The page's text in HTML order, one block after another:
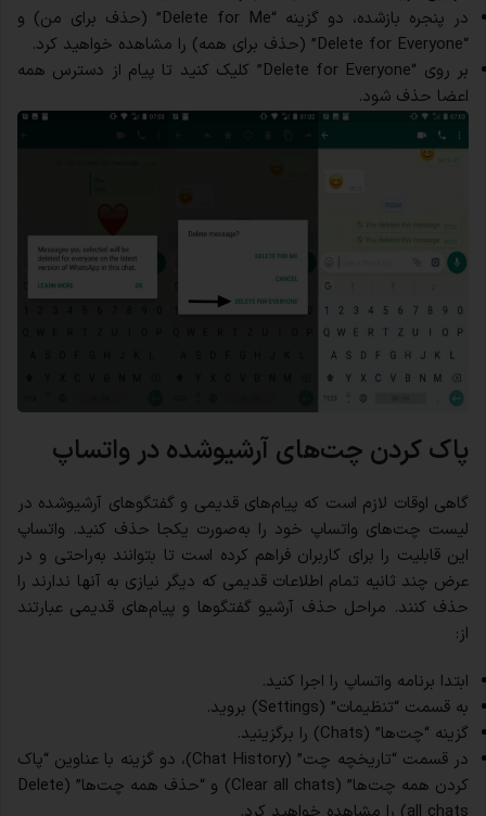
در پنجره بازشده، دو گزینه “Delete for Me” (حذف برای من) و
“Delete for Everyone” (حذف برای همه) را مشاهده خواهید کرد.
بر روی “Delete for Everyone” کلیک کنید تا پیام از دسترس همه
اعضا حذف شود.
پاک کردن چت‌های آرشیوشده در واتساپ
گاهی اوقات لازم است که پیام‌های قدیمی و گفتگوهای آرشیوشده در
لیست چت‌های واتساپ خود را به‌صورت یکجا حذف کنید. واتساپ
این قابلیت را برای کاربران فراهم کرده است تا بتوانند به‌راحتی و در
عرض چند ثانیه تمام اطلاعات قدیمی که دیگر نیازی به آنها ندارند را
حذف کنند. مراحل حذف آرشیو گفتگوها و پیام‌های قدیمی عبارتند
از:
ابتدا برنامه واتساپ را اجرا کنید.
به قسمت “تنظیمات” (Settings) بروید.
گزینه “چت‌ها” (Chats) را برگزینید.
در قسمت “تاریخچه چت” (Chat History)، دو گزینه با عناوین “پاک
کردن همه چت‌ها” (Clear all chats) و “حذف همه چت‌ها” (Delete